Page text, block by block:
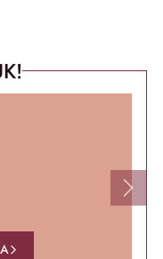
Next